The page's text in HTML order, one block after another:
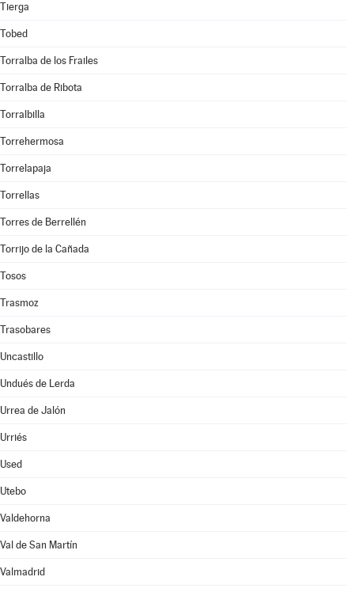
Tierga
Tobed
Torralba de los Frailes
Torralba de Ribota
Torralbilla
Torrehermosa
Torrelapaja
Torrellas
Torres de Berrellén
Torrijo de la Cañada
Tosos
Trasmoz
Trasobares
Uncastillo
Undués de Lerda
Urrea de Jalón
Urriés
Used
Utebo
Valdehorna
Val de San Martín
Valmadrid